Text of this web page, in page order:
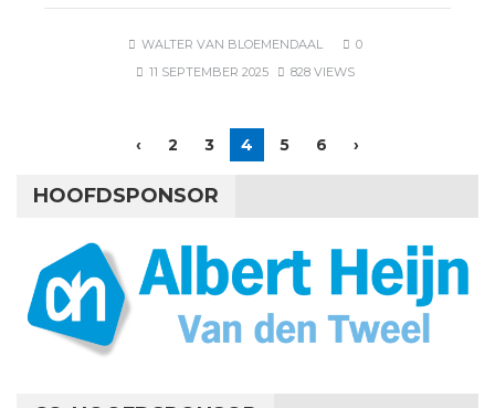
WALTER VAN BLOEMENDAAL
0
11 SEPTEMBER 2025
828 VIEWS
‹ 2 3 4 5 6 ›
HOOFDSPONSOR